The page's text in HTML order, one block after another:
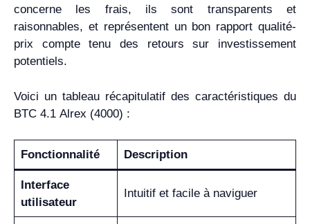
concerne les frais, ils sont transparents et
raisonnables, et représentent un bon rapport qualité-
prix compte tenu des retours sur investissement
potentiels.
Voici un tableau récapitulatif des caractéristiques du
BTC 4.1 Alrex (4000) :
Fonctionnalité Description
Interface
utilisateur
Intuitif et facile à naviguer